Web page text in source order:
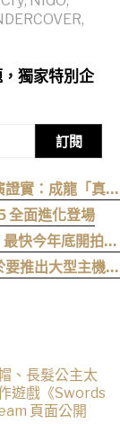
,
獨家特別企
訂閱
證實：成龍「真的
全面進化登場
快今年底開拍、
推出大型主機遊
、長髮公主太
遊戲《Swords
頁面公開